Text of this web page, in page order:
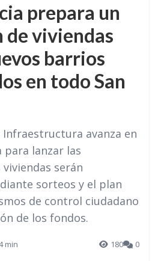
prepara un
de viviendas
barrios
en todo San
avanza en
para lanzar las
serán
sorteos y el plan
de control ciudadano
de los fondos.
min 180 0